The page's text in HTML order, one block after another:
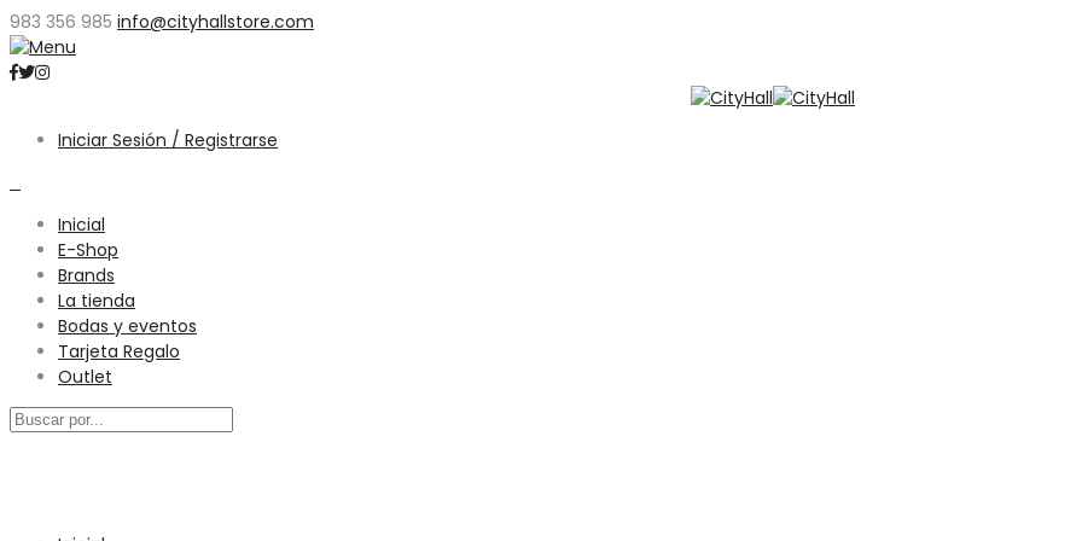
983 356 985 info@cityhallstore.com
Iniciar Sesión / Registrarse
Inicial
E-Shop
Brands
La tienda
Bodas y eventos
Tarjeta Regalo
Outlet